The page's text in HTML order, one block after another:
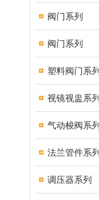
阀门系列
阀门系列
塑料阀门系列
视镜视盅系列
气动梭阀系列
法兰管件系列
调压器系列